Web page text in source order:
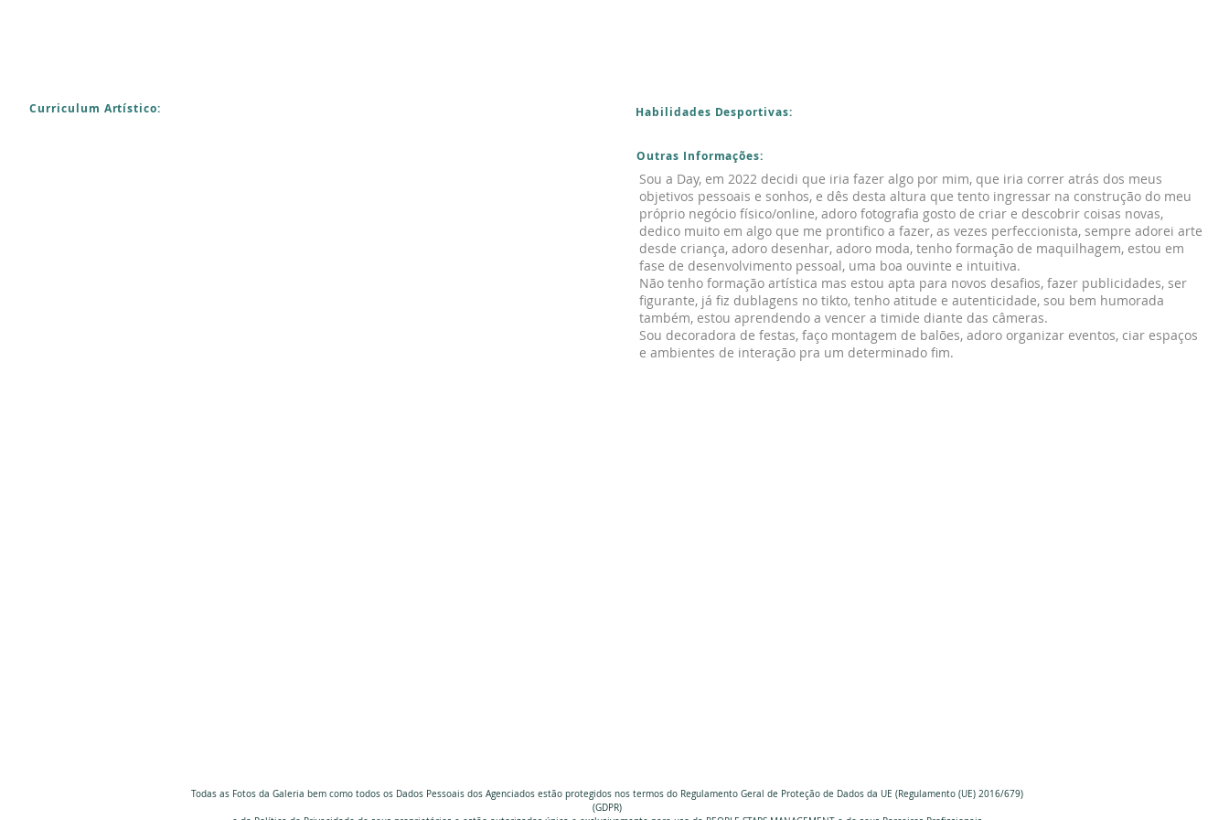
Curriculum Artístico: Habilidades Desportivas:
Outras Informações:
Sou a Day, em 2022 decidi que iria fazer algo por mim, que iria correr atrás dos meus
objetivos pessoais e sonhos, e dês desta altura que tento ingressar na construção do meu
próprio negócio físico/online, adoro fotografia gosto de criar e descobrir coisas novas,
dedico muito em algo que me prontifico a fazer, as vezes perfeccionista, sempre adorei arte
desde criança, adoro desenhar, adoro moda, tenho formação de maquilhagem, estou em
fase de desenvolvimento pessoal, uma boa ouvinte e intuitiva.
Não tenho formação artística mas estou apta para novos desafios, fazer publicidades, ser
figurante, já fiz dublagens no tikto, tenho atitude e autenticidade, sou bem humorada
também, estou aprendendo a vencer a timide diante das câmeras.
Sou decoradora de festas, faço montagem de balões, adoro organizar eventos, ciar espaços
e ambientes de interação pra um determinado fim.
Todas as Fotos da Galeria bem como todos os Dados Pessoais dos Agenciados estão protegidos nos termos do Regulamento Geral de Proteção de Dados da UE (Regulamento (UE) 2016/679)
(GDPR)